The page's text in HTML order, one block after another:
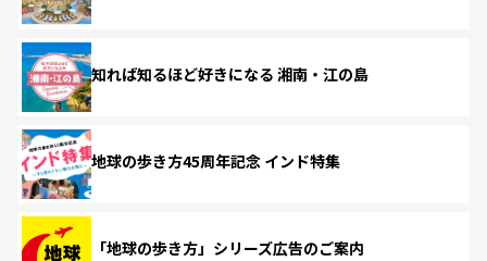
知れば知るほど好きになる 湘南・江の島
地球の歩き方45周年記念 インド特集
「地球の歩き方」シリーズ広告のご案内